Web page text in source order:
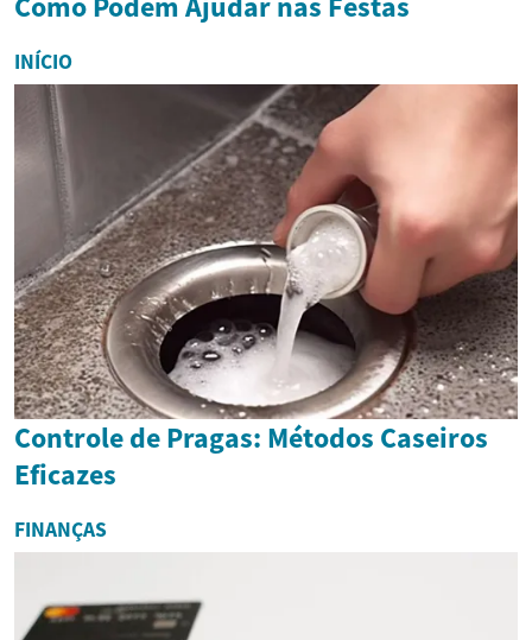
INÍCIO
Controle de Pragas: Métodos Caseiros
Eficazes
FINANÇAS